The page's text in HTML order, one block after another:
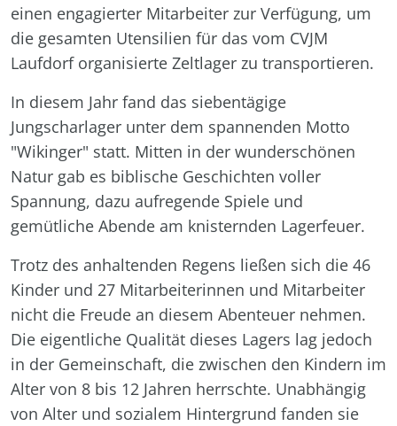
einen engagierter Mitarbeiter zur Verfügung, um
die gesamten Utensilien für das vom CVJM
Laufdorf organisierte Zeltlager zu transportieren.
In diesem Jahr fand das siebentägige
Jungscharlager unter dem spannenden Motto
"Wikinger" statt. Mitten in der wunderschönen
Natur gab es biblische Geschichten voller
Spannung, dazu aufregende Spiele und
gemütliche Abende am knisternden Lagerfeuer.
Trotz des anhaltenden Regens ließen sich die 46
Kinder und 27 Mitarbeiterinnen und Mitarbeiter
nicht die Freude an diesem Abenteuer nehmen.
Die eigentliche Qualität dieses Lagers lag jedoch
in der Gemeinschaft, die zwischen den Kindern im
Alter von 8 bis 12 Jahren herrschte. Unabhängig
von Alter und sozialem Hintergrund fanden sie